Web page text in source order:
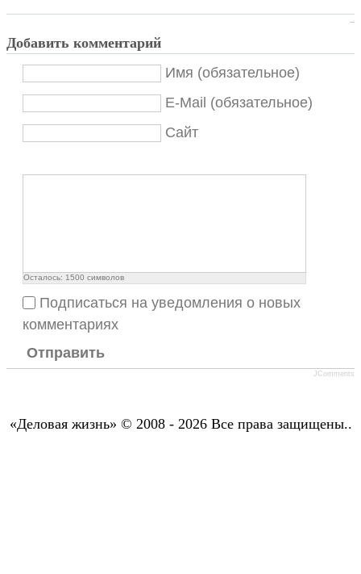
Добавить комментарий
Имя (обязательное)
E-Mail (обязательное)
Сайт
Осталось: 1500 символов
Подписаться на уведомления о новых
комментариях
Отправить
JComments
«Деловая жизнь» © 2008 - 2026 Все права защищены..